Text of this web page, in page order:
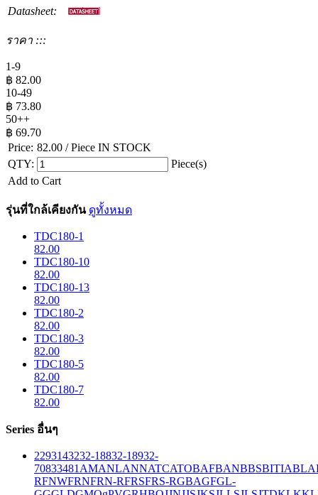
Datasheet:
ราคา :::
1-9
฿ 82.00
10-49
฿ 73.80
50++
฿ 69.70
Price: 82.00 / Piece IN STOCK
QTY:
Piece(s)
Add to Cart
รุ่นที่ใกล้เคียงกัน ดูทั้งหมด
TDC180-1
82.00
TDC180-10
82.00
TDC180-13
82.00
TDC180-2
82.00
TDC180-3
82.00
TDC180-5
82.00
TDC180-7
82.00
Series อื่นๆ
2293143232-18832-18932-
70833481 AMANLANNATCATOBAFBANBBSBITIABLA
RFNWFRNFRN-RFRSFRS-RGBAGFGL-